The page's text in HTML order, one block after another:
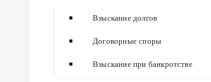
Взыскание долгов
Договорные споры
Взыскание при банкротстве